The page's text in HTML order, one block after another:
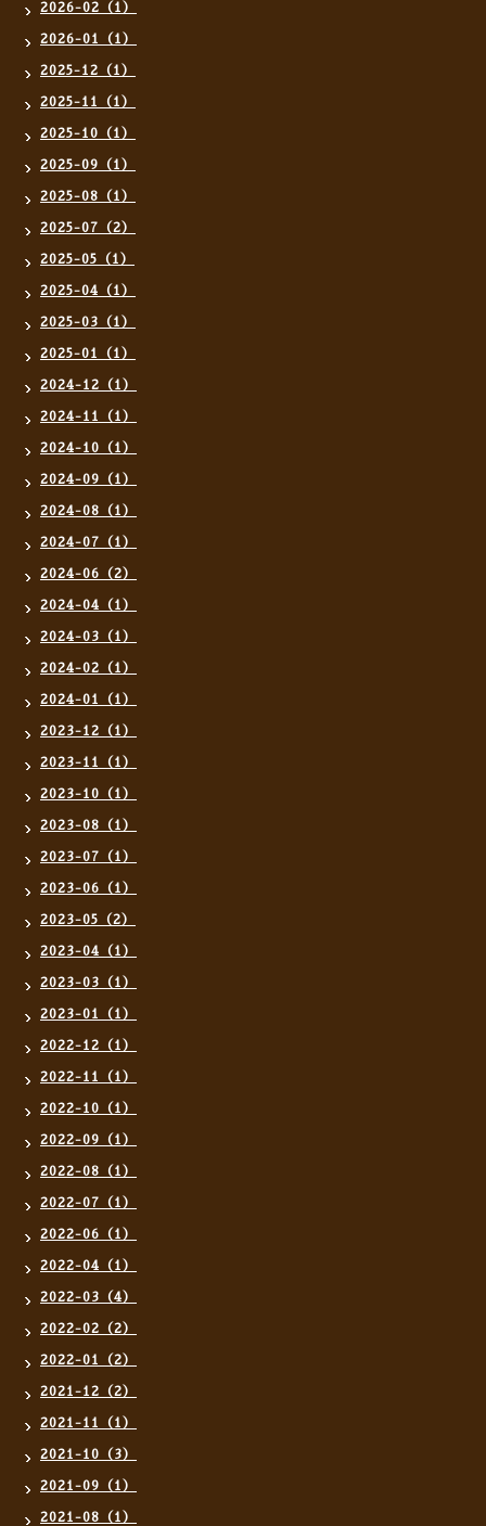
2026-02（1）
2026-01（1）
2025-12（1）
2025-11（1）
2025-10（1）
2025-09（1）
2025-08（1）
2025-07（2）
2025-05（1）
2025-04（1）
2025-03（1）
2025-01（1）
2024-12（1）
2024-11（1）
2024-10（1）
2024-09（1）
2024-08（1）
2024-07（1）
2024-06（2）
2024-04（1）
2024-03（1）
2024-02（1）
2024-01（1）
2023-12（1）
2023-11（1）
2023-10（1）
2023-08（1）
2023-07（1）
2023-06（1）
2023-05（2）
2023-04（1）
2023-03（1）
2023-01（1）
2022-12（1）
2022-11（1）
2022-10（1）
2022-09（1）
2022-08（1）
2022-07（1）
2022-06（1）
2022-04（1）
2022-03（4）
2022-02（2）
2022-01（2）
2021-12（2）
2021-11（1）
2021-10（3）
2021-09（1）
2021-08（1）